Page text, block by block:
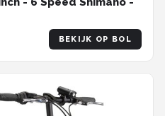
BEKIJK OP BOL